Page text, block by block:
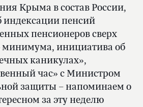
Крыма в состав России,
индексации пенсий
пенсионеров сверх
инициатива об
каникулах»,
час» с Министром
защиты – напоминаем о
за эту неделю